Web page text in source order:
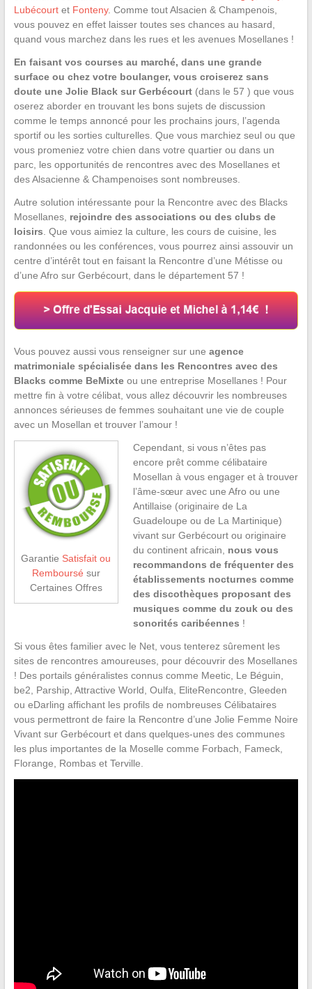
Lubécourtet Fonteny. Comme tout Alsacien & Champenois,
vous pouvez en effet laisser toutes ses chances au hasard,
quand vous marchez dans les rues et les avenues Mosellanes !
En faisant vos courses au marché, dans une grande
surface ou chez votre boulanger, vous croiserez sans
doute une Jolie Black sur Gerbécourt(dans le 57 ) que vous
oserez aborder en trouvant les bons sujets de discussion
comme le temps annoncé pour les prochains jours, l’agenda
sportif ou les sorties culturelles. Que vous marchiez seul ou que
vous promeniez votre chien dans votre quartier ou dans un
parc, les opportunités de rencontres avec des Mosellanes et
des Alsacienne & Champenoises sont nombreuses.
Autre solution intéressante pour la Rencontre avec des Blacks
Mosellanes, rejoindre des associations ou des clubs de
loisirs . Que vous aimiez la culture, les cours de cuisine, les
randonnées ou les conférences, vous pourrez ainsi assouvir un
centre d’intérêt tout en faisant la Rencontre d’une Métisse ou
d’une Afro sur Gerbécourt, dans le département 57 !
Vous pouvez aussi vous renseigner sur une agence
matrimoniale spécialisée dans les Rencontres avec des
Blacks comme BeMixteou une entreprise Mosellanes ! Pour
mettre fin à votre célibat, vous allez découvrir les nombreuses
annonces sérieuses de femmes souhaitant une vie de couple
avec un Mosellan et trouver l’amour !
Garantie Satisfait ou
Remboursé sur
Certaines Offres
Cependant, si vous n’êtes pas
encore prêt comme célibataire
Mosellan à vous engager et à trouver
l’âme-sœur avec une Afro ou une
Antillaise (originaire de La
Guadeloupe ou de La Martinique)
vivant sur Gerbécourt ou originaire
du continent africain, nous vous
recommandons de fréquenter des
établissements nocturnes comme
des discothèques proposant des
musiques comme du zouk ou des
sonorités caribéennes !
Si vous êtes familier avec le Net, vous tenterez sûrement les
sites de rencontres amoureuses, pour découvrir des Mosellanes
! Des portails généralistes connus comme Meetic, Le Béguin,
be2, Parship, Attractive World, Oulfa, EliteRencontre, Gleeden
ou eDarling affichant les profils de nombreuses Célibataires
vous permettront de faire la Rencontre d’une Jolie Femme Noire
Vivant sur Gerbécourt et dans quelques-unes des communes
les plus importantes de la Moselle comme Forbach, Fameck,
Florange, Rombas et Terville.